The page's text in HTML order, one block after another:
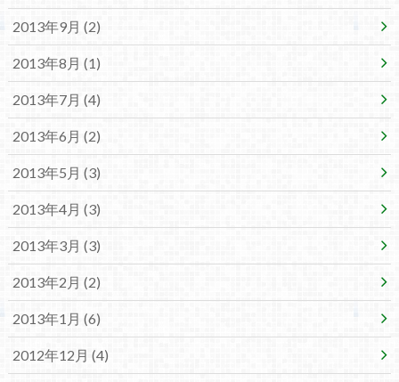
2013年9月 (2)
2013年8月 (1)
2013年7月 (4)
2013年6月 (2)
2013年5月 (3)
2013年4月 (3)
2013年3月 (3)
2013年2月 (2)
2013年1月 (6)
2012年12月 (4)